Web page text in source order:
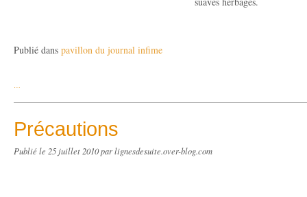
Publié dans pavillon du journal infime
…
Précautions
Publié le 25 juillet 2010par lignesdesuite.over-blog.com